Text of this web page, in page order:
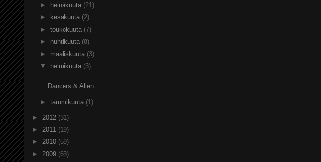
► heinäkuuta (21)
►
kesäkuuta (2)
► toukokuuta (7)
►
huhtikuuta (8)
► maaliskuuta (3)
▼
helmikuuta (3)
Dancers & Alien
► tammikuuta (1)
► 2012 (31)
► 2011 (19)
► 2010 (59)
► 2009 (63)